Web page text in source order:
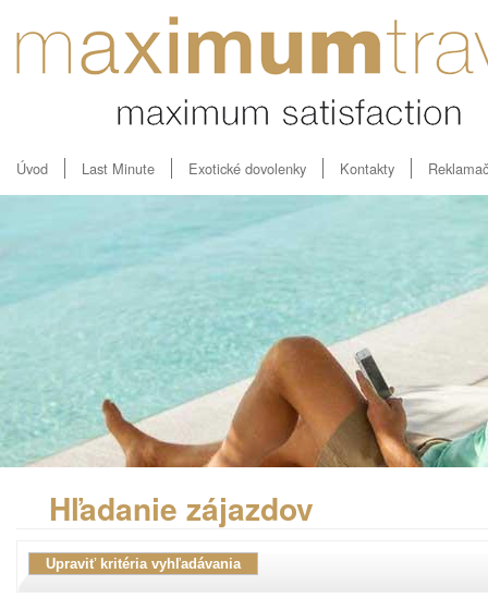
Úvod Last Minute Exotické dovolenky Kontakty
Hľadanie zájazdov